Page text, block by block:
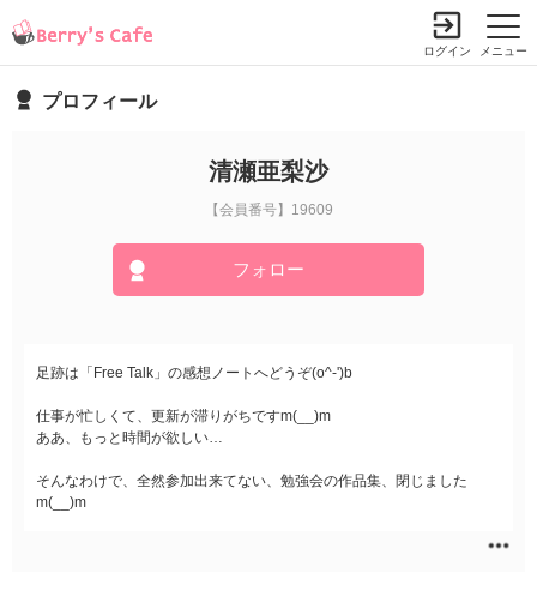
メニュー
ログイン
プロフィール
清瀬亜梨沙
【会員番号】19609
フォロー
足跡は「Free Talk」の感想ノートへどうぞ(o^-')b
仕事が忙しくて、更新が滞りがちですm(__)m
ああ、もっと時間が欲しい…
そんなわけで、全然参加出来てない、勉強会の作品集、閉じました
m(__)m